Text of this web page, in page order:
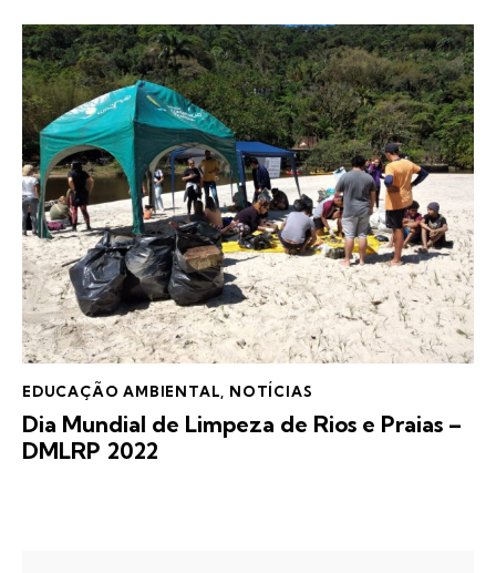
EDUCAÇÃO AMBIENTAL NOTÍCIAS
Dia Mundial de Limpeza de Rios e Praias –
DMLRP 2022